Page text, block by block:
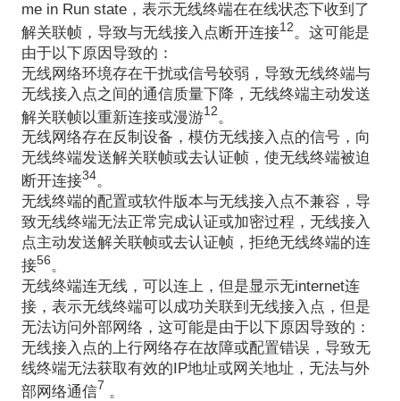
me in Run state，表示无线终端在在线状态下收到了
解关联帧，导致与无线接入点断开连接12。这可能是
由于以下原因导致的：
无线网络环境存在干扰或信号较弱，导致无线终端与
无线接入点之间的通信质量下降，无线终端主动发送
解关联帧以重新连接或漫游12。
无线网络存在反制设备，模仿无线接入点的信号，向
无线终端发送解关联帧或去认证帧，使无线终端被迫
断开连接34。
无线终端的配置或软件版本与无线接入点不兼容，导
致无线终端无法正常完成认证或加密过程，无线接入
点主动发送解关联帧或去认证帧，拒绝无线终端的连
接56。
无线终端连无线，可以连上，但是显示无internet连
接，表示无线终端可以成功关联到无线接入点，但是
无法访问外部网络，这可能是由于以下原因导致的：
无线接入点的上行网络存在故障或配置错误，导致无
线终端无法获取有效的IP地址或网关地址，无法与外
部网络通信7 。